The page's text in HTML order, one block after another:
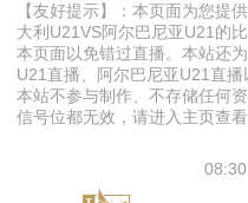
【友好提示】：本页面为您提
大利U21VS阿尔巴尼亚U21的
本页面以免错过直播。本站还
U21直播、阿尔巴尼亚U21直播
本站不参与制作、不存储任何
信号位都无效，请进入主页查看
08:30